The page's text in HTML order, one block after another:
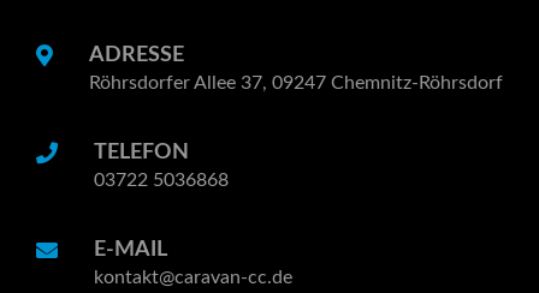
ADRESSE
Röhrsdorfer Allee 37, 09247 Chemnitz-Röhrsdorf
TELEFON
03722 5036868
E-MAIL
kontakt@caravan-cc.de